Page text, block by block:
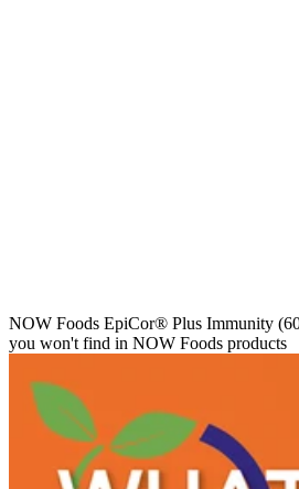
NOW Foods EpiCor® Plus Immunity
you won't find in NOW Foods products